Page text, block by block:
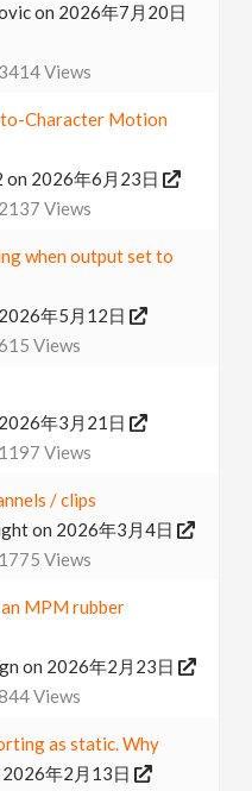
on 2026年7月20日
3414Views
Character Motion
on 2026年6月23日
2137 Views
when output set to
年5月12日
Views
年3月21日
1197 Views
/ clips
on 2026年3月4日
1775 Views
MPM rubber
on 2026年2月23日
Views
as static. Why
2026年2月13日